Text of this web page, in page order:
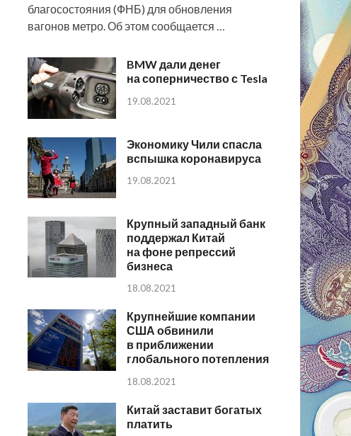
благосостояния (ФНБ) для обновления
вагонов метро. Об этом сообщается …
BMW дали денег
на соперничество с Tesla
19.08.2021
Экономику Чили спасла
вспышка коронавируса
19.08.2021
Крупный западный банк
поддержал Китай
на фоне репрессий
бизнеса
18.08.2021
Крупнейшие компании
США обвинили
в приближении
глобального потепления
18.08.2021
Китай заставит богатых
платить